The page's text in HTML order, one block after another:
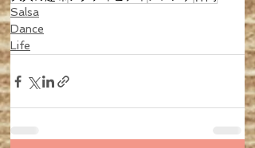
Salsa
Dance
Life